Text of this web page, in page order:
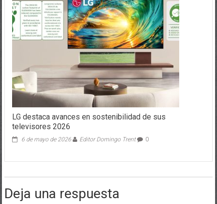
LG destaca avances en sostenibilidad de sus
televisores 2026
6 de mayo de 2026 Editor Domingo Trent 0
Deja una respuesta